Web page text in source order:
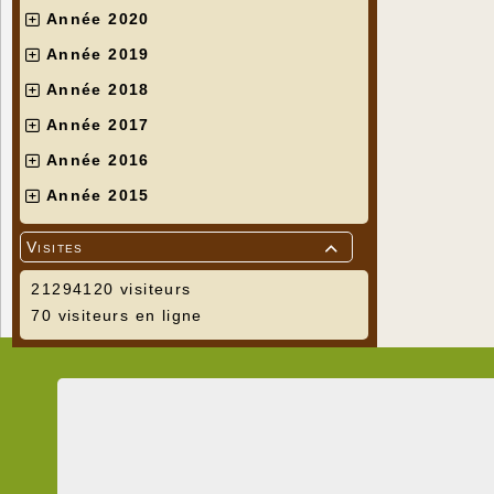
Année 2020
Année 2019
Année 2018
Année 2017
Année 2016
Année 2015

Visites
21294120 visiteurs
70 visiteurs en ligne